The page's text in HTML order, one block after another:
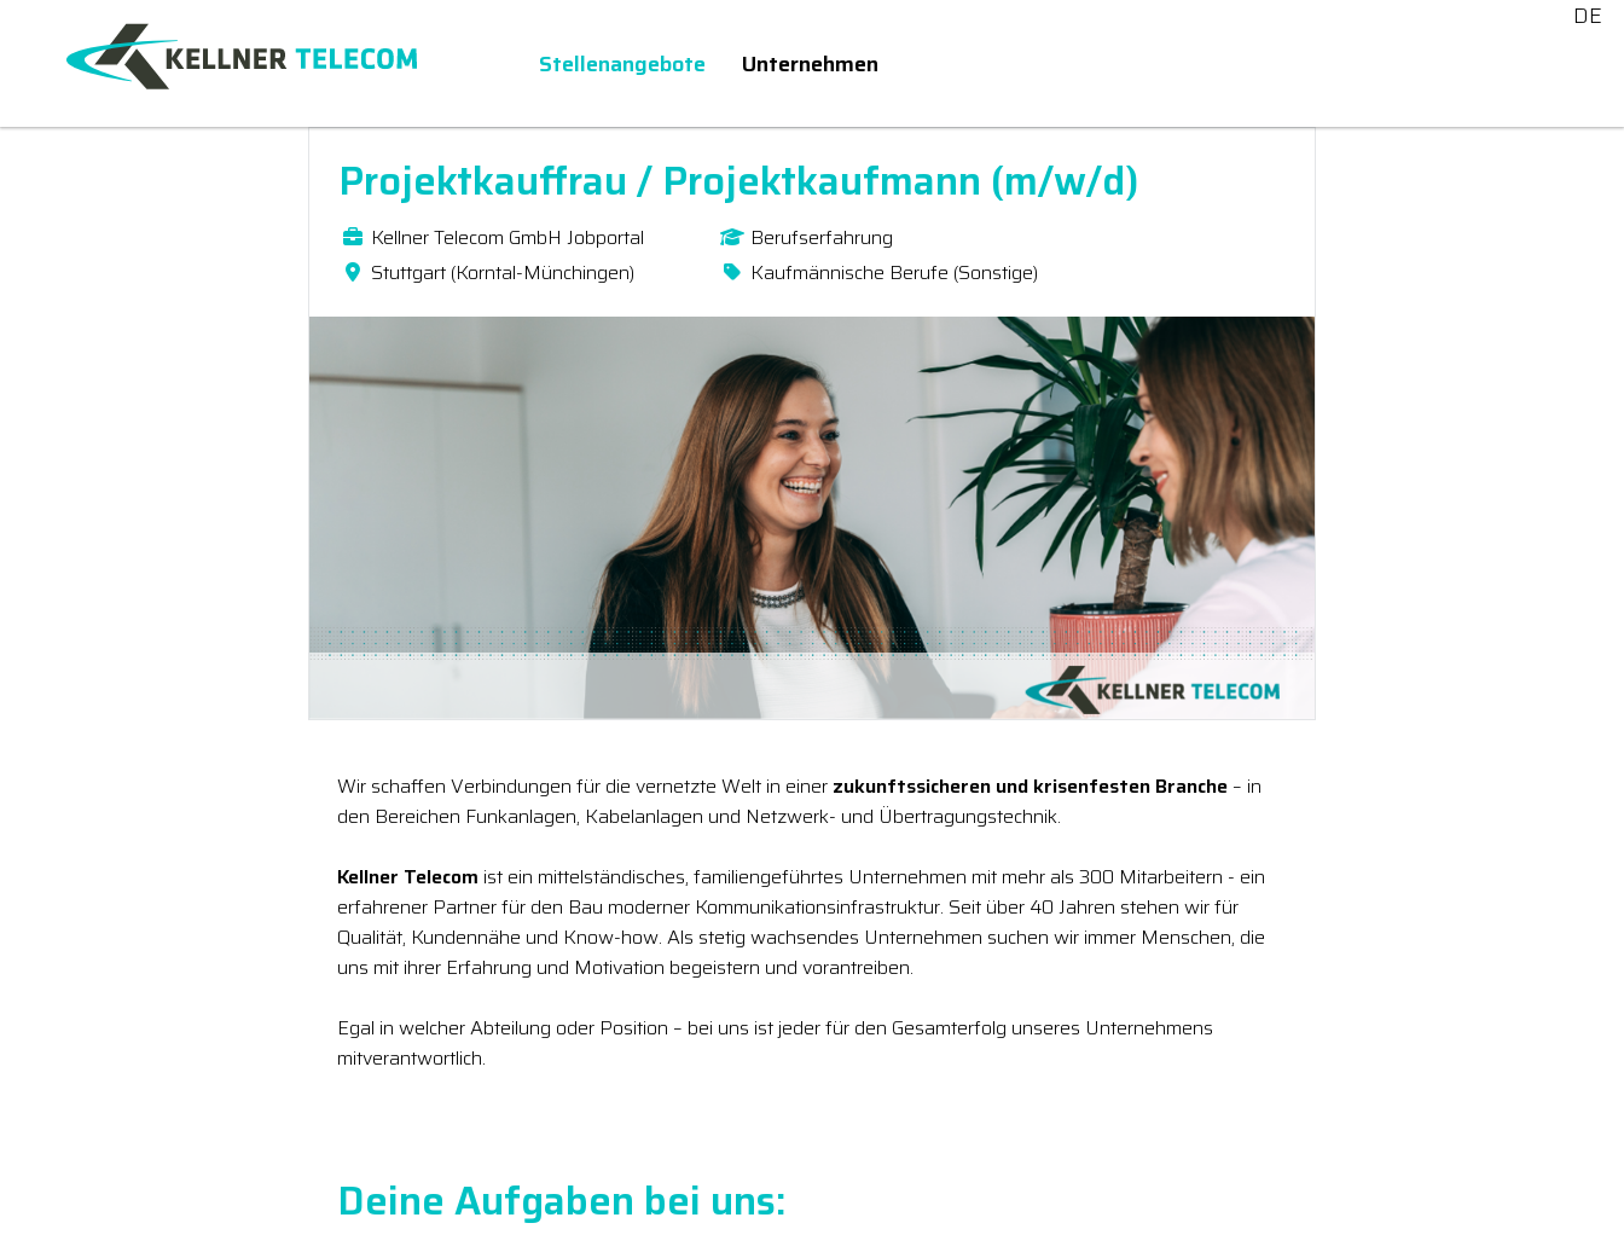
DE
Stellenangebote
Unternehmen
Projektkauffrau / Projektkaufmann (m/w/d)
Kellner Telecom GmbH Jobportal
Stuttgart (Korntal-Münchingen)
Berufserfahrung
Kaufmännische Berufe (Sonstige)
Wir schaffen Verbindungen für die vernetzte Welt in einer zukunftssicheren und krisenfesten Branche – in
den Bereichen Funkanlagen, Kabelanlagen und Netzwerk- und Übertragungstechnik.
Kellner Telecom ist ein mittelständisches, familiengeführtes Unternehmen mit mehr als 300 Mitarbeitern - ein
erfahrener Partner für den Bau moderner Kommunikationsinfrastruktur. Seit über 40 Jahren stehen wir für
Qualität, Kundennähe und Know-how. Als stetig wachsendes Unternehmen suchen wir immer Menschen, die
uns mit ihrer Erfahrung und Motivation begeistern und vorantreiben.
Egal in welcher Abteilung oder Position – bei uns ist jeder für den Gesamterfolg unseres Unternehmens
mitverantwortlich.
Deine Aufgaben bei uns: